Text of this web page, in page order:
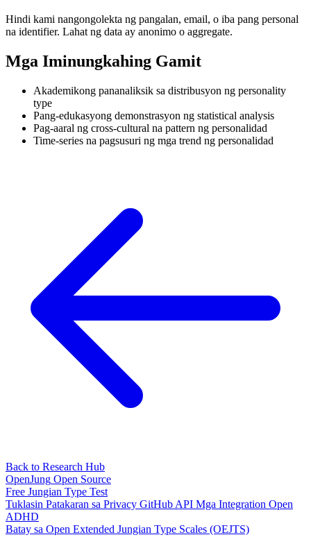
Hindi kami nangongolekta ng pangalan, email, o iba pang personal
na identifier. Lahat ng data ay anonimo o aggregate.
Mga Iminungkahing Gamit
Akademikong pananaliksik sa distribusyon ng personality
type
Pang-edukasyong demonstrasyon ng statistical analysis
Pag-aaral ng cross-cultural na pattern ng personalidad
Time-series na pagsusuri ng mga trend ng personalidad
Back to Research Hub
OpenJung Open Source
Free Jungian Type Test
Tuklasin Patakaran sa Privacy GitHub API Mga Integration Open
ADHD
Batay sa Open Extended Jungian Type Scales (OEJTS)